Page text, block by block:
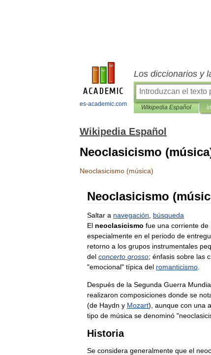
es-academic.com
Los diccionarios y
Wikipedia Español
Wikipedia Español
Neoclasicismo
Neoclasicismo (música)
Neoclasicismo (
Saltar a navegación
búsqueda
El neoclasicismo fue una corriente de
especialmente en el periodo de
retorno a los grupos instrumentales
del concerto grosso; énfasis sobre las
"emocional" típica del romanticismo
Después de la Segunda Guerra
realizaron composiciones donde se
(de Haydn y Mozart), aunque con una
tipo de música se denominó "
Historia
Se considera generalmente que el